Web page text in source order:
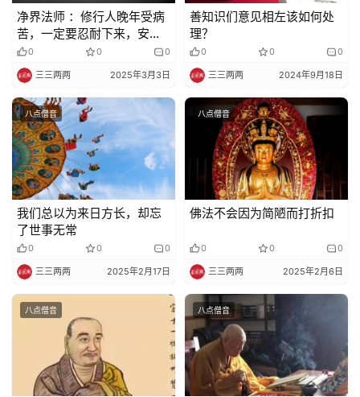
免
责
声
明
净界法师 ：修行人晚年受病
苦，一定要忍耐下来，安心
受报，千万别……
0 0 0
三三两两 2025年3月3日
善知识们意见相左该如何处
理？
0 0 0
三三两两 2024年9月18日
八点僧音
我们总以为来日方长，却忘
了世事无常
0 0 0
三三两两 2025年2月17日
八点僧音
佛法不会因为简陋而打折扣
0 0 0
三三两两 2025年2月6日
八点僧音 八点僧音